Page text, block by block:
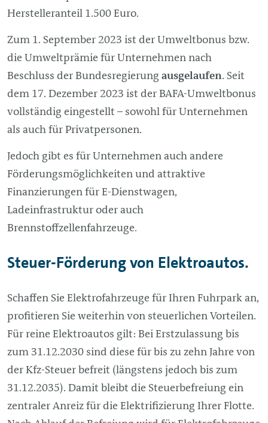
Herstelleranteil 1.500 Euro.
Zum 1. September 2023 ist der Umweltbonus bzw.
die Umweltprämie für Unternehmen nach
Beschluss der Bundesregierung ausgelaufen. Seit
dem 17. Dezember 2023 ist der BAFA-Umweltbonus
vollständig eingestellt – sowohl für Unternehmen
als auch für Privatpersonen.
Jedoch gibt es für Unternehmen auch andere
Förderungsmöglichkeiten und attraktive
Finanzierungen für E-Dienstwagen,
Ladeinfrastruktur oder auch
Brennstoffzellenfahrzeuge.
Steuer-Förderung von Elektroautos.
Schaffen Sie Elektrofahrzeuge für Ihren Fuhrpark an,
profitieren Sie weiterhin von steuerlichen Vorteilen.
Für reine Elektroautos gilt: Bei Erstzulassung bis
zum 31.12.2030 sind diese für bis zu zehn Jahre von
der Kfz-Steuer befreit (längstens jedoch bis zum
31.12.2035). Damit bleibt die Steuerbefreiung ein
zentraler Anreiz für die Elektrifizierung Ihrer Flotte.